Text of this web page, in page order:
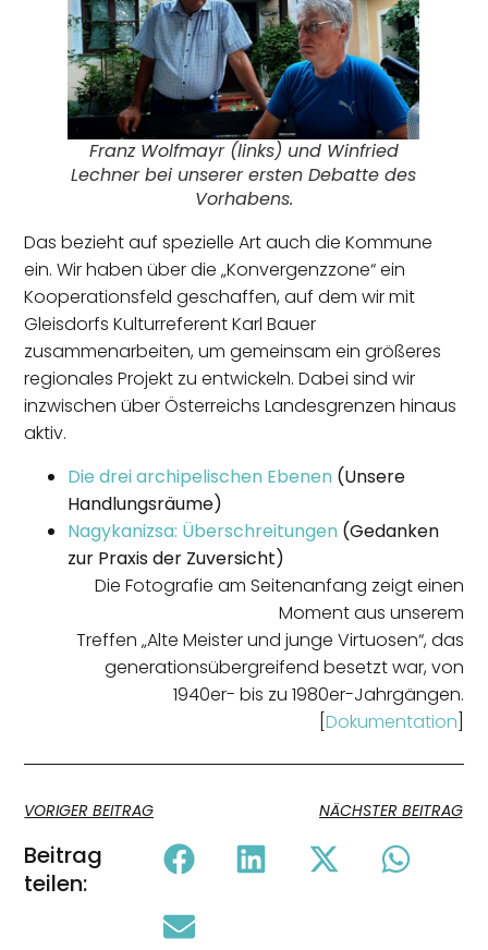
Franz Wolfmayr (links) und Winfried
Lechner bei unserer ersten Debatte des
Vorhabens.
Das bezieht auf spezielle Art auch die Kommune
ein. Wir haben über die „Konvergenzzone“ ein
Kooperationsfeld geschaffen, auf dem wir mit
Gleisdorfs Kulturreferent Karl Bauer
zusammenarbeiten, um gemeinsam ein größeres
regionales Projekt zu entwickeln. Dabei sind wir
inzwischen über Österreichs Landesgrenzen hinaus
aktiv.
Die drei archipelischen Ebenen (Unsere
Handlungsräume)
Nagykanizsa: Überschreitungen (Gedanken
zur Praxis der Zuversicht)
Die Fotografie am Seitenanfang zeigt einen
Moment aus unserem
Treffen „Alte Meister und junge Virtuosen“, das
generationsübergreifend besetzt war, von
1940er- bis zu 1980er-Jahrgängen.
Dokumentation
VORIGER BEITRAG NÄCHSTER BEITRAG
Beitrag
teilen: